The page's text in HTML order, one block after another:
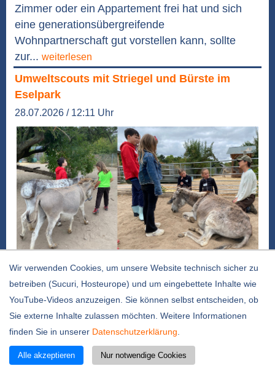
Wir verwenden Cookies, um unsere Website technisch sicher zu
betreiben (Sucuri, Hosteurope) und um eingebettete Inhalte wie
YouTube-Videos anzuzeigen. Sie können selbst entscheiden, ob
Sie externe Inhalte zulassen möchten. Weitere Informationen
finden Sie in unserer Datenschutzerklärung
Alle akzeptieren Nur notwendige Cookies
Zimmer oder ein Appartement frei hat und sich
eine generationsübergreifende
Wohnpartnerschaft gut vorstellen kann, sollte
zur... weiterlesen
Umweltscouts mit Striegel und Bürste im
Eselpark
28.07.2026 / 12:11 Uhr
Wie begegnet man einem Esel richtig? Und
weshalb ist ein kleiner Stein unter dem Huf so
unangenehm? Antworten auf diese und viele
weitere Fragen erhielten sechs Kinder beim
Eselpark“ in Zons. Vier Mädchen und zwei